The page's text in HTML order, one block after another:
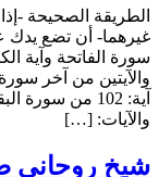
الطريقة الصحيحة -
غيرهما- أن تضع يدك
سورة الفاتحة وآية
والآيتين من آخر
والآيات: […]
شيخ روحاني